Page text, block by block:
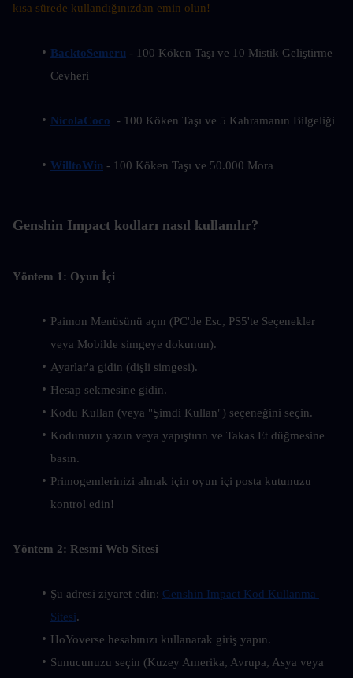
kısa sürede kullandığınızdan emin olun!
BacktoSemeru - 100 Köken Taşı ve 10 Mistik Geliştirme
Cevheri
NicolaCoco - 100 Köken Taşı ve 5 Kahramanın Bilgeliği
WilltoWin - 100 Köken Taşı ve 50.000 Mora
Genshin Impact kodları nasıl kullanılır?
Yöntem 1: Oyun İçi
Paimon Menüsünü açın (PC'de Esc, PS5'te Seçenekler
veya Mobilde simgeye dokunun).
Ayarlar'a gidin (dişli simgesi).
Hesap sekmesine gidin.
Kodu Kullan (veya "Şimdi Kullan") seçeneğini seçin.
Kodunuzu yazın veya yapıştırın ve Takas Et düğmesine
basın.
Primogemlerinizi almak için oyun içi posta kutunuzu
kontrol edin!
Yöntem 2: Resmi Web Sitesi
Şu adresi ziyaret edin: Genshin Impact Kod Kullanma
Sitesi.
HoYoverse hesabınızı kullanarak giriş yapın.
Sunucunuzu seçin (Kuzey Amerika, Avrupa, Asya veya